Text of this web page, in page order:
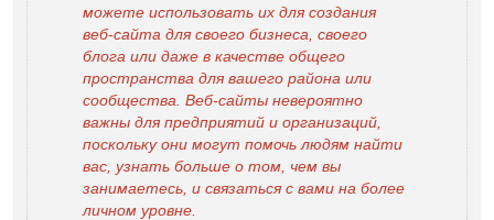
можете использовать их для создания
веб-сайта для своего бизнеса, своего
блога или даже в качестве общего
пространства для вашего района или
сообщества. Веб-сайты невероятно
важны для предприятий и организаций,
поскольку они могут помочь людям найти
вас, узнать больше о том, чем вы
занимаетесь, и связаться с вами на более
личном уровне.